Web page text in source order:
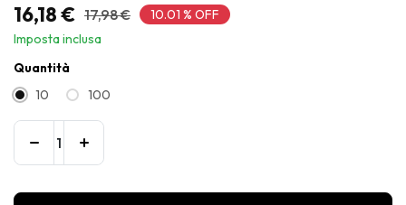
16,18€ 17,98€
Imposta inclusa
10.01 % OFF
Quantità
10 100